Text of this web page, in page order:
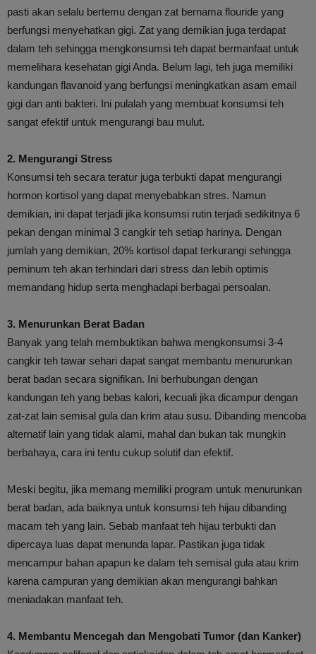
pasti akan selalu bertemu dengan zat bernama flouride yang
berfungsi menyehatkan gigi. Zat yang demikian juga terdapat
dalam teh sehingga mengkonsumsi teh dapat bermanfaat untuk
memelihara kesehatan gigi Anda. Belum lagi, teh juga memiliki
kandungan flavanoid yang berfungsi meningkatkan asam email
gigi dan anti bakteri. Ini pulalah yang membuat konsumsi teh
sangat efektif untuk mengurangi bau mulut.
2. Mengurangi Stress
Konsumsi teh secara teratur juga terbukti dapat mengurangi
hormon kortisol yang dapat menyebabkan stres. Namun
demikian, ini dapat terjadi jika konsumsi rutin terjadi sedikitnya 6
pekan dengan minimal 3 cangkir teh setiap harinya. Dengan
jumlah yang demikian, 20% kortisol dapat terkurangi sehingga
peminum teh akan terhindari dari stress dan lebih optimis
memandang hidup serta menghadapi berbagai persoalan.
3. Menurunkan Berat Badan
Banyak yang telah membuktikan bahwa mengkonsumsi 3-4
cangkir teh tawar sehari dapat sangat membantu menurunkan
berat badan secara signifikan. Ini berhubungan dengan
kandungan teh yang bebas kalori, kecuali jika dicampur dengan
zat-zat lain semisal gula dan krim atau susu. Dibanding mencoba
alternatif lain yang tidak alami, mahal dan bukan tak mungkin
berbahaya, cara ini tentu cukup solutif dan efektif.
Meski begitu, jika memang memiliki program untuk menurunkan
berat badan, ada baiknya untuk konsumsi teh hijau dibanding
macam teh yang lain. Sebab manfaat teh hijau terbukti dan
dipercaya luas dapat menunda lapar. Pastikan juga tidak
mencampur bahan apapun ke dalam teh semisal gula atau krim
karena campuran yang demikian akan mengurangi bahkan
meniadakan manfaat teh.
4. Membantu Mencegah dan Mengobati Tumor (dan Kanker)